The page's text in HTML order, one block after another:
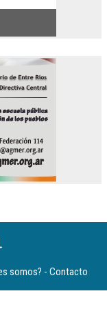
somos? - Contacto